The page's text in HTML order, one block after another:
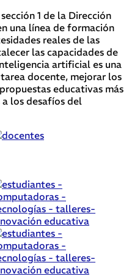
1 de la Dirección
una línea de formación
reales de las
las capacidades de
artificial es una
docente, mejorar los
educativas más
a los desafíos del